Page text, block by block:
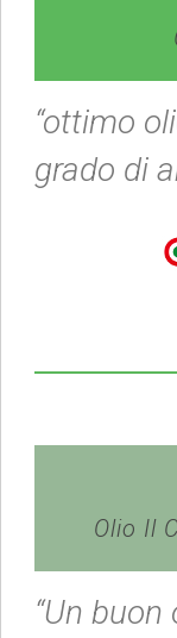
“ottimo
grado di
Olio Il
“Un